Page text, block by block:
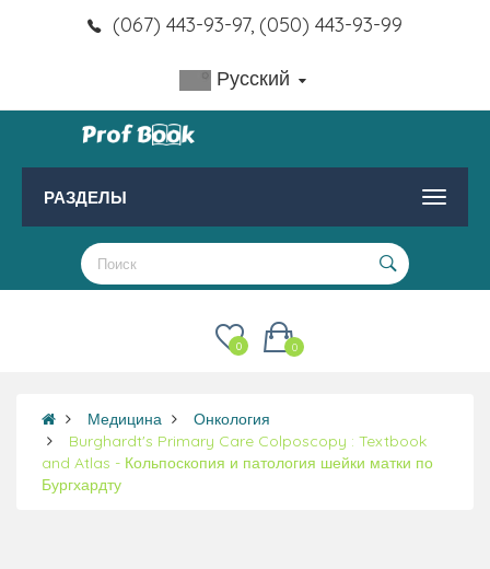
(067) 443-93-97, (050) 443-93-99
Русский
РАЗДЕЛЫ
0
0
Медицина
Онкология
Burghardt's Primary Care Colposcopy : Textbook
and Atlas - Кольпоскопия и патология шейки матки по
Бургхардту